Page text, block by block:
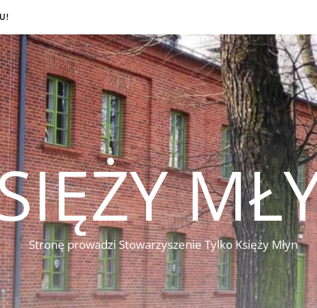
Stronę prowadzi Stowarzyszenie Tylko Księży Młyn